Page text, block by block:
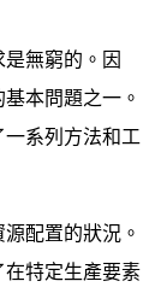
無窮的。因
本問題之一。
系列方法和工
配置的狀況。
特定生產要素